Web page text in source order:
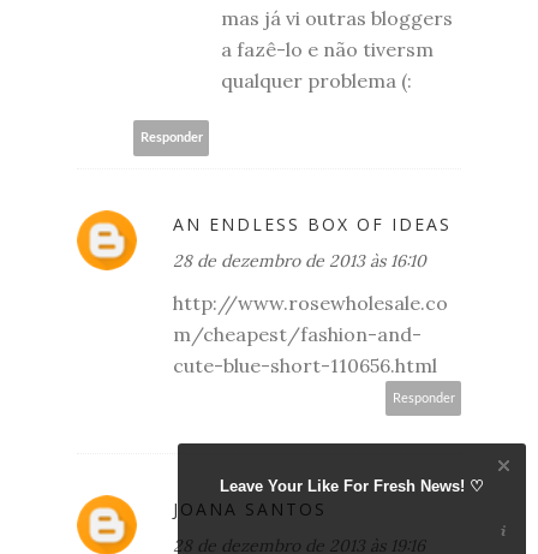
mas já vi outras bloggers
a fazê-lo e não tiversm
qualquer problema (:
Responder
AN ENDLESS BOX OF IDEAS
28 de dezembro de 2013 às 16:10
http://www.rosewholesale.co
m/cheapest/fashion-and-
cute-blue-short-110656.html
Responder
JOANA SANTOS
28 de dezembro de 2013 às 19:16
Leave Your Like For Fresh News! ♡